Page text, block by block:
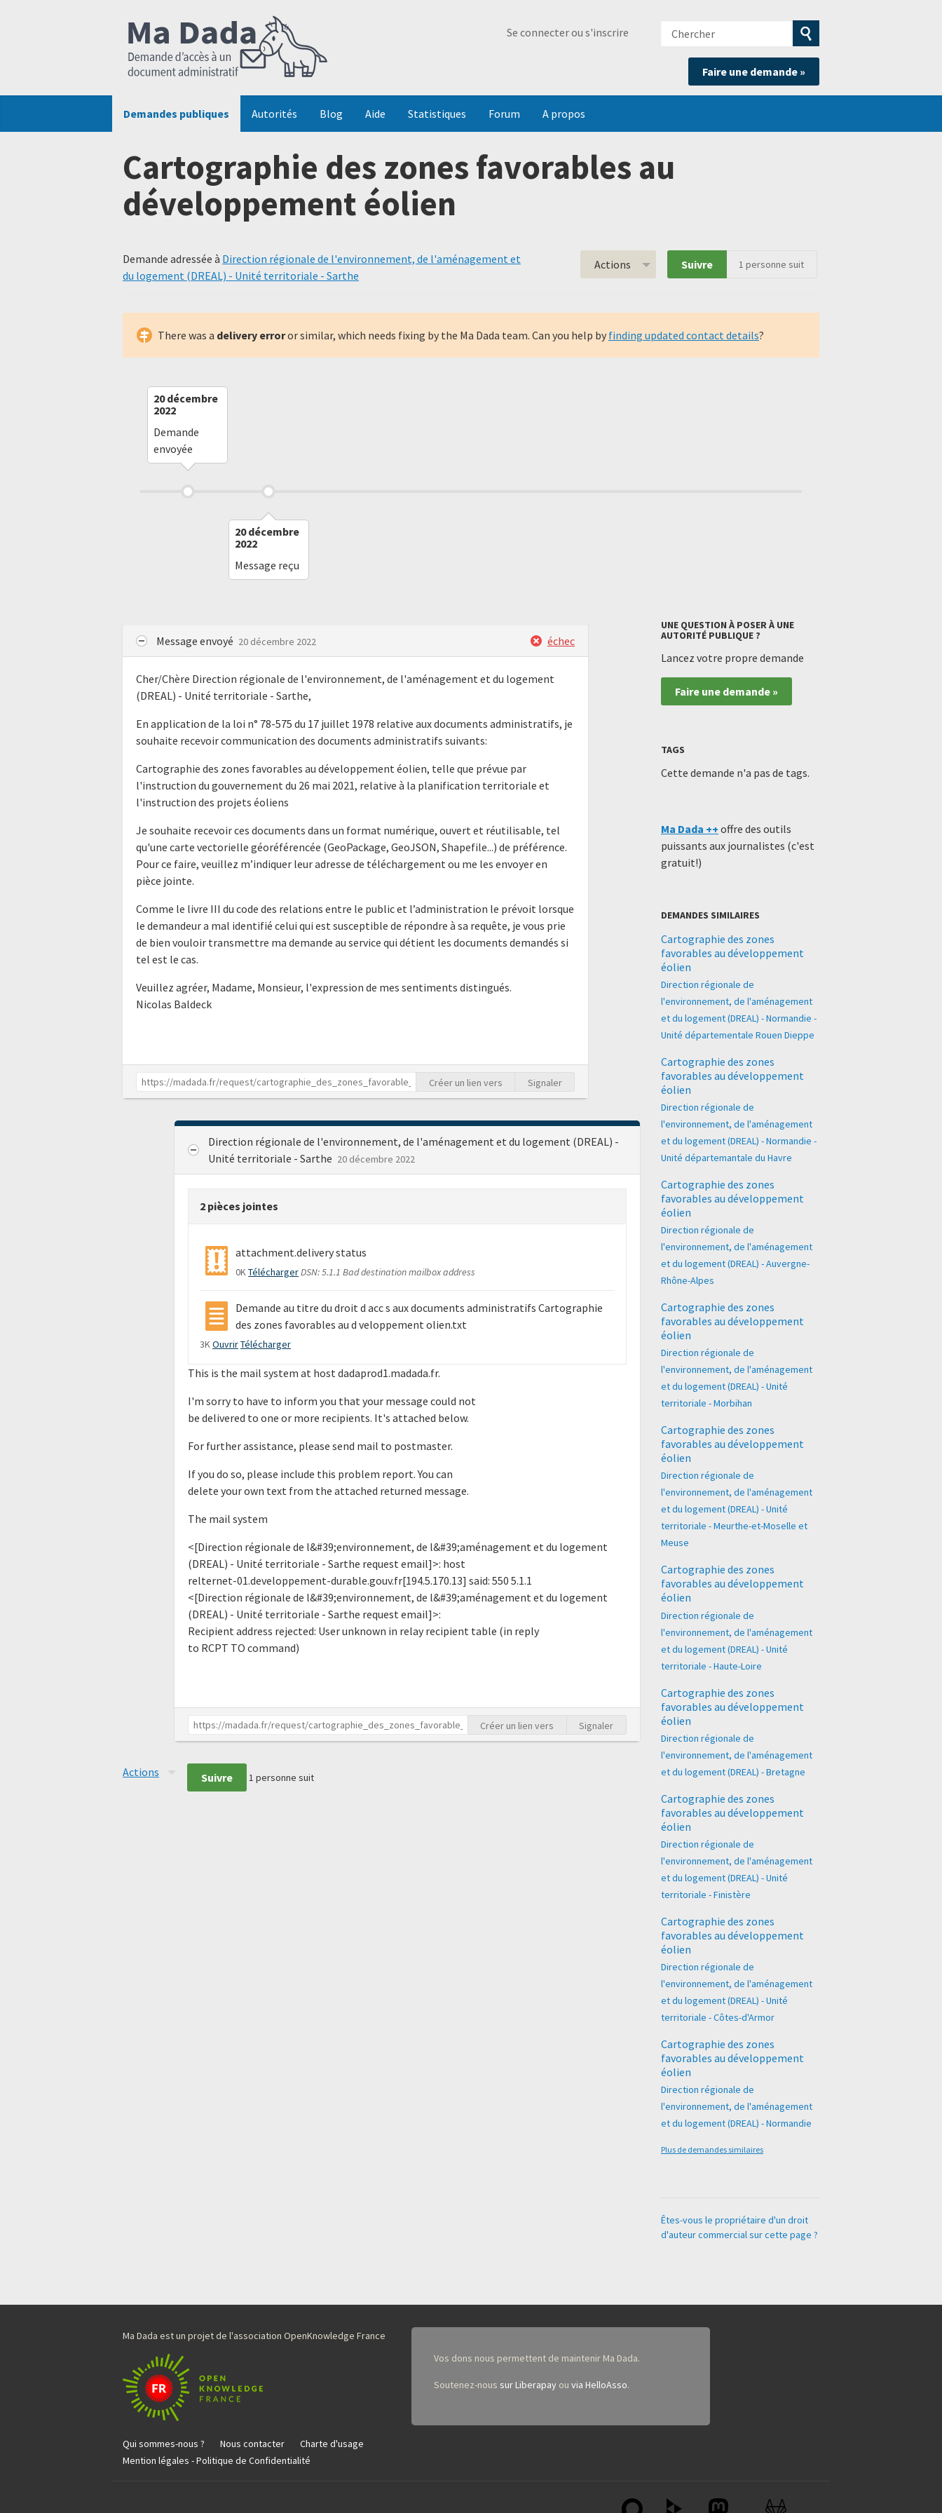
Se connecter ou s'inscrire
Chercher
Soumettre
la
recherche
Faire une demande »
Demandes publiques Autorités Blog Aide Statistiques Forum A propos
Cartographie des zones favorables au
développement éolien
Demande adressée à Direction régionale de l'environnement, de l'aménagement et
du logement (DREAL) - Unité territoriale - Sarthe
Actions Suivre 1 personne suit
There was a delivery erroror similar, which needs fixing by the Ma Dada team. Can you help by finding updated contact details?
20 décembre
2022
Demande
envoyée
20 décembre
2022
Message reçu
Message envoyé 20 décembre 2022 échec
Cher/Chère Direction régionale de l'environnement, de l'aménagement et du logement
(DREAL) - Unité territoriale - Sarthe,
En application de la loi n° 78-575 du 17 juillet 1978 relative aux documents administratifs, je
souhaite recevoir communication des documents administratifs suivants:
Cartographie des zones favorables au développement éolien, telle que prévue par
l'instruction du gouvernement du 26 mai 2021, relative à la planification territoriale et
l'instruction des projets éoliens
Je souhaite recevoir ces documents dans un format numérique, ouvert et réutilisable, tel
qu'une carte vectorielle géoréférencée (GeoPackage, GeoJSON, Shapefile...) de préférence.
Pour ce faire, veuillez m’indiquer leur adresse de téléchargement ou me les envoyer en
pièce jointe.
Comme le livre III du code des relations entre le public et l’administration le prévoit lorsque
le demandeur a mal identifié celui qui est susceptible de répondre à sa requête, je vous prie
de bien vouloir transmettre ma demande au service qui détient les documents demandés si
tel est le cas.
Veuillez agréer, Madame, Monsieur, l'expression de mes sentiments distingués.
Nicolas Baldeck
Créer un lien vers Signaler
Direction régionale de l'environnement, de l'aménagement et du logement (DREAL) -
Unité territoriale - Sarthe 20 décembre 2022
2 pièces jointes
attachment.delivery status
0KTéléchargerDSN: 5.1.1 Bad destination mailbox address
Demande au titre du droit d acc s aux documents administratifs Cartographie
des zones favorables au d veloppement olien.txt
3K OuvrirTélécharger
This is the mail system at host dadaprod1.madada.fr.
I'm sorry to have to inform you that your message could not
be delivered to one or more recipients. It's attached below.
For further assistance, please send mail to postmaster.
If you do so, please include this problem report. You can
delete your own text from the attached returned message.
The mail system
<[Direction régionale de l&#39;environnement, de l&#39;aménagement et du logement
(DREAL) - Unité territoriale - Sarthe request email]>: host
relternet-01.developpement-durable.gouv.fr[194.5.170.13] said: 550 5.1.1
<[Direction régionale de l&#39;environnement, de l&#39;aménagement et du logement
(DREAL) - Unité territoriale - Sarthe request email]>:
Recipient address rejected: User unknown in relay recipient table (in reply
to RCPT TO command)
Créer un lien vers Signaler
Actions Suivre 1 personne suit
UNE QUESTION À POSER À UNE
AUTORITÉ PUBLIQUE ?
Lancez votre propre demande
Faire une demande »
TAGS
Cette demande n'a pas de tags.
Ma Dada ++ offre des outils
puissants aux journalistes (c'est
gratuit!)
DEMANDES SIMILAIRES
Cartographie des zones
favorables au développement
éolien
Direction régionale de
l'environnement, de l'aménagement
et du logement (DREAL) - Normandie -
Unité départementale Rouen Dieppe
Cartographie des zones
favorables au développement
éolien
Direction régionale de
l'environnement, de l'aménagement
et du logement (DREAL) - Normandie -
Unité départemantale du Havre
Cartographie des zones
favorables au développement
éolien
Direction régionale de
l'environnement, de l'aménagement
et du logement (DREAL) - Auvergne-
Rhône-Alpes
Cartographie des zones
favorables au développement
éolien
Direction régionale de
l'environnement, de l'aménagement
et du logement (DREAL) - Unité
territoriale - Morbihan
Cartographie des zones
favorables au développement
éolien
Direction régionale de
l'environnement, de l'aménagement
et du logement (DREAL) - Unité
territoriale - Meurthe-et-Moselle et
Meuse
Cartographie des zones
favorables au développement
éolien
Direction régionale de
l'environnement, de l'aménagement
et du logement (DREAL) - Unité
territoriale - Haute-Loire
Cartographie des zones
favorables au développement
éolien
Direction régionale de
l'environnement, de l'aménagement
et du logement (DREAL) - Bretagne
Cartographie des zones
favorables au développement
éolien
Direction régionale de
l'environnement, de l'aménagement
et du logement (DREAL) - Unité
territoriale - Finistère
Cartographie des zones
favorables au développement
éolien
Direction régionale de
l'environnement, de l'aménagement
et du logement (DREAL) - Unité
territoriale - Côtes-d'Armor
Cartographie des zones
favorables au développement
éolien
Direction régionale de
l'environnement, de l'aménagement
et du logement (DREAL) - Normandie
Plus de demandes similaires
Êtes-vous le propriétaire d'un droit
d'auteur commercial sur cette page ?
Ma Dada est un projet de l'association OpenKnowledge France
Qui sommes-nous ? Nous contacter
Charte d'usage
Mention légales - Politique de Confidentialité
Vos dons nous permettent de maintenir Ma Dada.
Soutenez-nous sur Liberapayou via HelloAsso.